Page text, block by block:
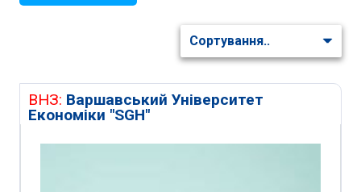
ВНЗ: Варшавський Університет
Економіки "SGH"